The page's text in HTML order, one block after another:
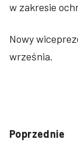
w zakresie
Nowy
września.
Poprzednie